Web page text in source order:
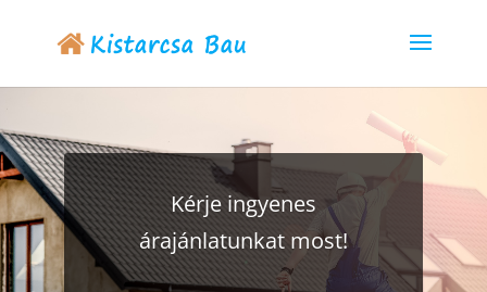
Kérje ingyenes
árajánlatunkat most!